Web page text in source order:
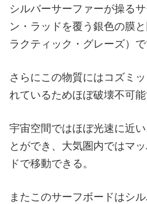
シルバーサーファーが操る
ン・ラッドを覆う銀色の膜
ラクティック・グレーズ）で
さらにこの物質にはコズミ
れているためほぼ破壊不可能
宇宙空間ではほぼ光速に近
とができ、大気圏内ではマ
ドで移動できる。
またこのサーフボードはシ